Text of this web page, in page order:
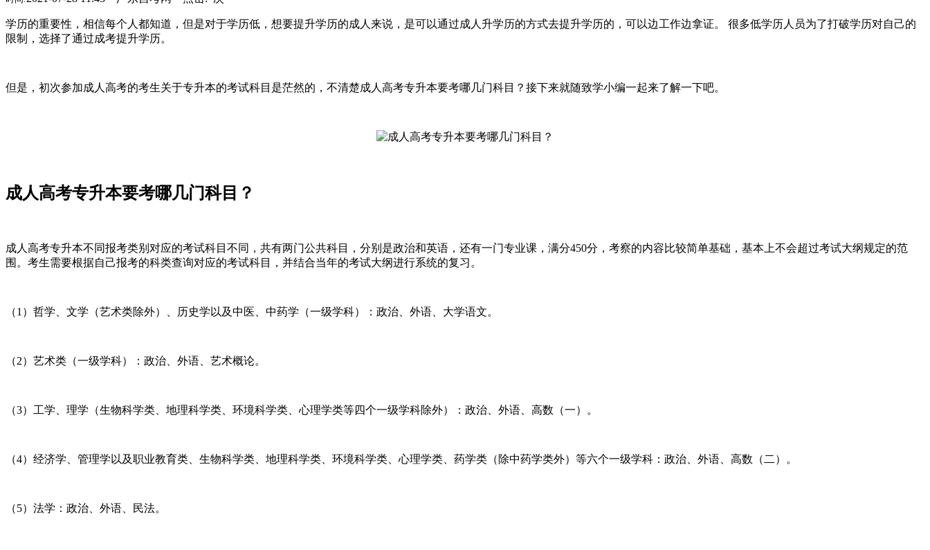
学历的重要性，相信每个人都知道，但是对于学历低，想要提升学历的成人来说，是可以通过成人升学历的方式去提升学历的，可以边工作边拿证。 很多低学历人员为了打破学历对自己的
限制，选择了通过成考提升学历。
但是，初次参加成人高考的考生关于专升本的考试科目是茫然的，不清楚成人高考专升本要考哪几门科目？接下来就随致学小编一起来了解一下吧。
成人高考专升本要考哪几门科目？
成人高考专升本不同报考类别对应的考试科目不同，共有两门公共科目，分别是政治和英语，还有一门专业课，满分450分，考察的内容比较简单基础，基本上不会超过考试大纲规定的范
围。考生需要根据自己报考的科类查询对应的考试科目，并结合当年的考试大纲进行系统的复习。
（1）哲学、文学（艺术类除外）、历史学以及中医、中药学（一级学科）：政治、外语、大学语文。
（2）艺术类（一级学科）：政治、外语、艺术概论。
（3）工学、理学（生物科学类、地理科学类、环境科学类、心理学类等四个一级学科除外）：政治、外语、高数（一）。
（4）经济学、管理学以及职业教育类、生物科学类、地理科学类、环境科学类、心理学类、药学类（除中药学类外）等六个一级学科：政治、外语、高数（二）。
（5）法学：政治、外语、民法。